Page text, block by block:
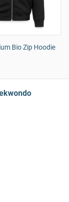
Bio Zip Hoodie